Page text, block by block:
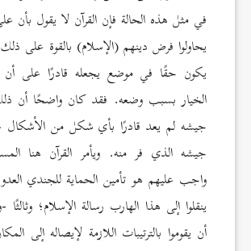
في مثل هذه الحالة فإن القرآن لا يقول بأن
يحاولوا فرض دينهم (الإسلام) بالقوة على
يكون حقًا في موضع يجعله قادرًا على
الخيار بسبب وضعه. فقد كان واضحًا أن
جيشه لم يعد قادرًا بأي شكل من الأشكال
جيشه الذي فر منه. ويأمر القرآن هنا
واجب عليهم هو تأمين الحماية للجندي
ينقلوا إلى هذا الهارب رسالة الإسلام؛
أن يقوموا بالترتيبات اللازمة لإيصاله إلى